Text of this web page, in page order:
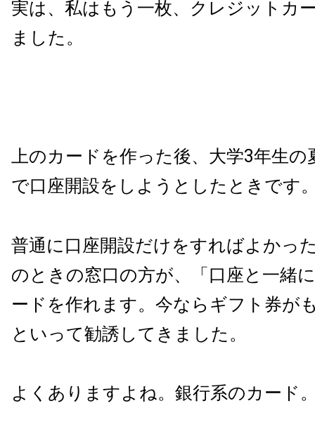
実は、私はもう一枚、クレジットカ
ました。
上のカードを作った後、大学3年生の
で口座開設をしようとしたときです
普通に口座開設だけをすればよかっ
のときの窓口の方が、「口座と一緒
ードを作れます。今ならギフト券が
といって勧誘してきました。
よくありますよね。銀行系のカード